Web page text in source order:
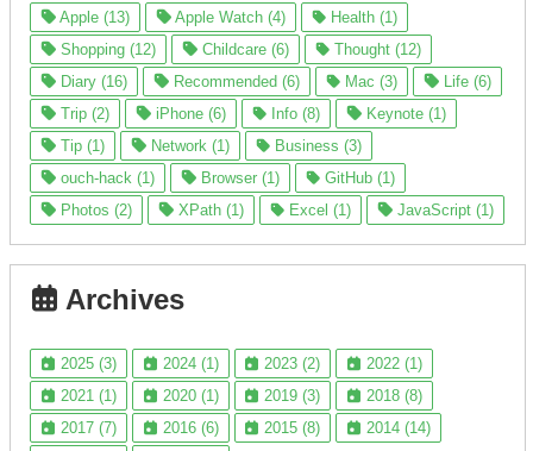
Apple (13) Apple Watch (4)
Health (1)
Shopping (12)
Childcare (6)
Thought (12)
Diary (16)
Recommended (6) Mac (3)
Life (6)
Trip (2)
iPhone (6) Info (8)
Keynote (1)
Tip (1)
Network (1)
Business (3)
ouch-hack (1)
Browser (1)
GitHub (1)
Photos (2)
XPath (1) Excel (1) JavaScript (1)
Archives
2025 (3) 2024 (1) 2023 (2)
2022 (1)
2021 (1)
2020 (1) 2019 (3)
2018 (8)
2017 (7)
2016 (6) 2015 (8) 2014 (14)